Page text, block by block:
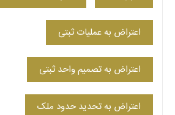
اعتراض به عملیات ثبتی
اعتراض به تصمیم واحد ثبتی
اعتراض به تحدید حدود ملک